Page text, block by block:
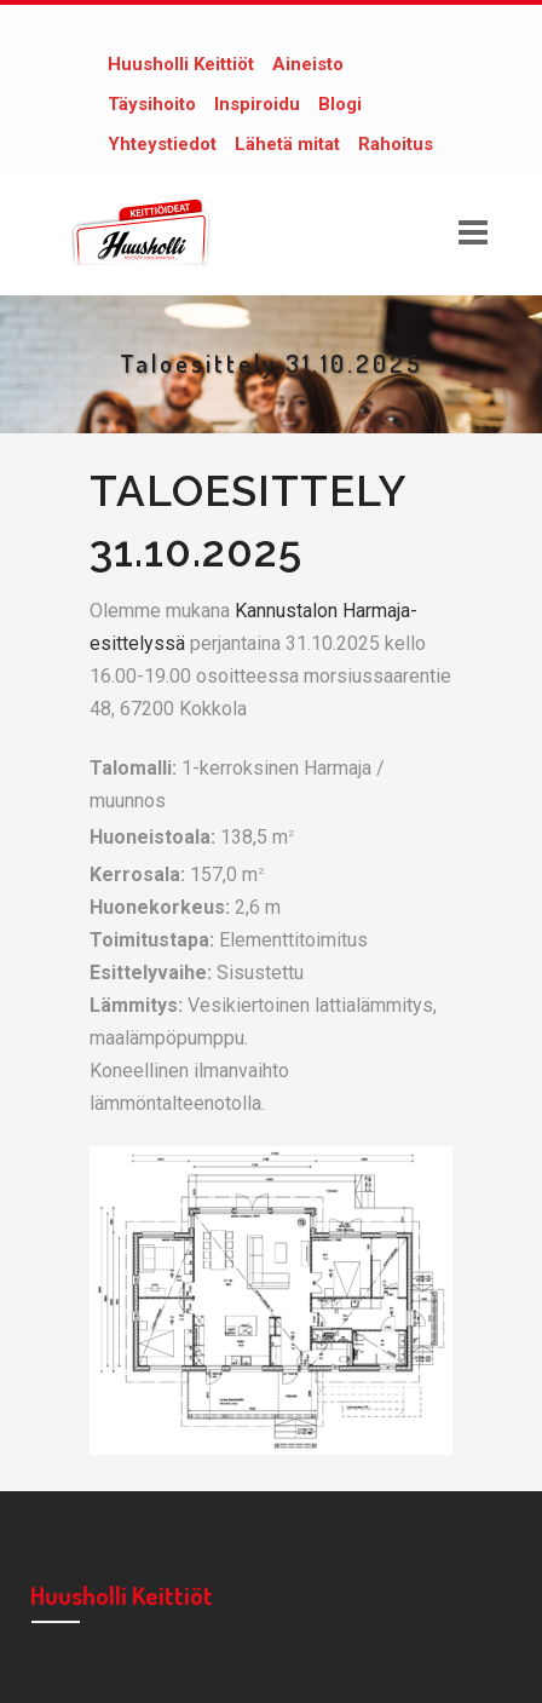
Huusholli Keittiöt
Aineisto
Täysihoito
Inspiroidu
Blogi
Yhteystiedot
Lähetä mitat Rahoitus
Taloesittely 31.10.2025
TALOESITTELY
31.10.2025
Olemme mukana Kannustalon Harmaja-
esittelyssä perjantaina 31.10.2025 kello
16.00-19.00 osoitteessa morsiussaarentie
48, 67200 Kokkola
Talomalli: 1-kerroksinen Harmaja /
muunnos
Huoneistoala: 138,5 m 2
Kerrosala: 157,0 m 2
Huonekorkeus: 2,6 m
Toimitustapa: Elementtitoimitus
Esittelyvaihe: Sisustettu
Lämmitys: Vesikiertoinen lattialämmitys,
maalämpöpumppu.
Koneellinen ilmanvaihto
lämmöntalteenotolla.
Huusholli Keittiöt